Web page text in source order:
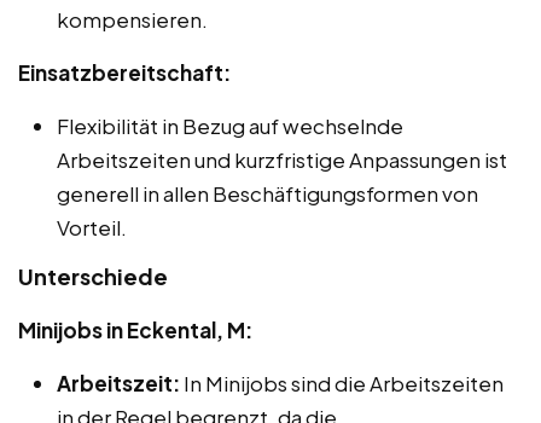
kompensieren.
Einsatzbereitschaft:
Flexibilität in Bezug auf wechselnde
Arbeitszeiten und kurzfristige Anpassungen ist
generell in allen Beschäftigungsformen von
Vorteil.
Unterschiede
Minijobs in Eckental, M:
Arbeitszeit: In Minijobs sind die Arbeitszeiten
in der Regel begrenzt, da die